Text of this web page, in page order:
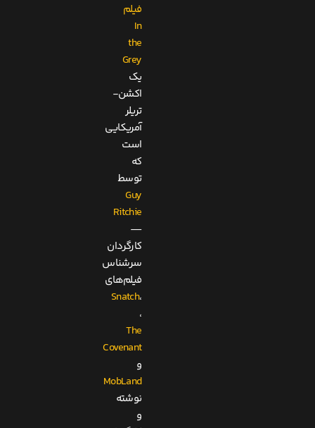
فیلم
In
the
Grey
یک
اکشن-
تریلر
آمریکایی
است
که
توسط
Guy
Ritchie
—
کارگردان
سرشناس
فیلم‌های
Snatch،
،
The
Covenant
و
MobLand
نوشته
و